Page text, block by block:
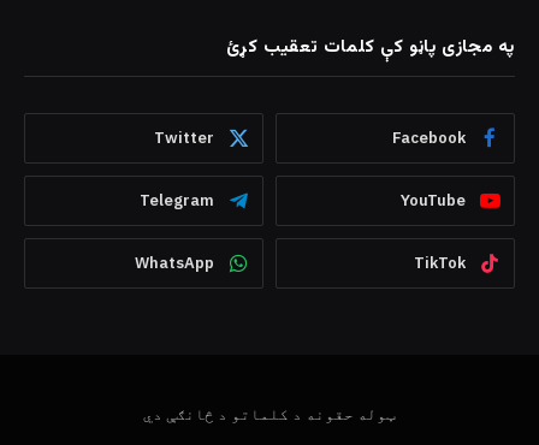
په مجازی پاڼو کې کلمات تعقیب کړئ
Facebook
Twitter
YouTube
Telegram
TikTok
WhatsApp
ټوله حقونه د کلماتو د څانګې دي